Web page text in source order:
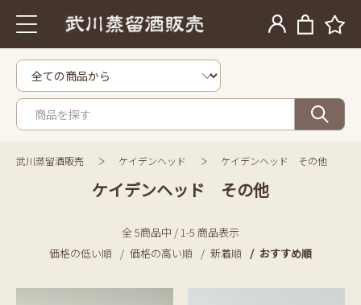
武川蒸留酒販売 ケイデンヘッド ケイデンヘッド その他
ケイデンヘッド その他
全 5商品中 / 1-5 商品表示
価格の低い順
価格の高い順 新着順 おすすめ順